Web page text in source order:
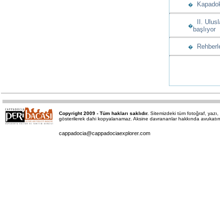
�
�
II.
başlıyor
�
Copyright 2009 - Tüm hakları saklıdır. Sitemizdeki tüm fotoğraf,
gösterilerek dahi kopyalanamaz. Aksine davrananlar hakkında
cappadocia@cappadociaexplorer.com